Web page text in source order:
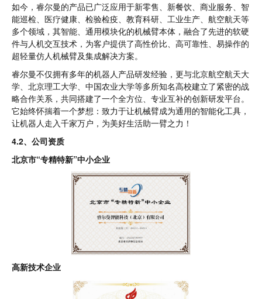
如今，睿尔曼的产品已广泛应用于新零售、新餐饮、商业服务、智
能巡检、医疗健康、检验检疫、教育科研、工业生产、航空航天等
多个领域，其智能、通用模块化的机械臂本体，融合了先进的软硬
件与人机交互技术，为客户提供了高性价比、高可靠性、易操作的
超轻量仿人机械臂及集成解决方案。
睿尔曼不仅拥有多年的机器人产品研发经验，更与北京航空航天大
学、北京理工大学、中国农业大学等多所知名高校建立了紧密的战
略合作关系，共同搭建了一个全方位、专业互补的创新研发平台。
它始终怀揣着一个梦想：致力于让机械臂成为通用的智能化工具，
让机器人走入千家万户，为美好生活助一臂之力！
4.2、公司资质
北京市“专精特新”中小企业
高新技术企业